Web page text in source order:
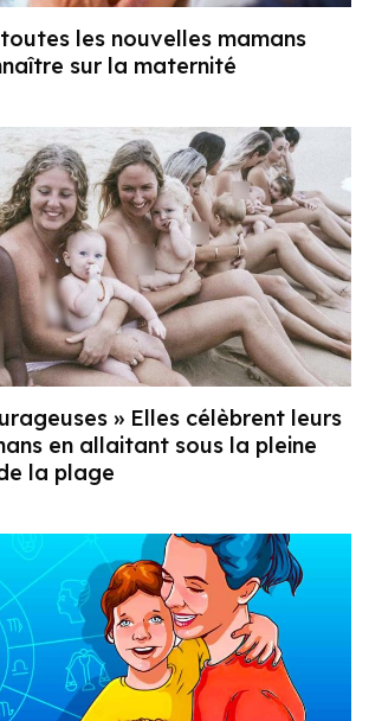
les nouvelles mamans
sur la maternité
» Elles célèbrent leurs
en allaitant sous la pleine
la plage